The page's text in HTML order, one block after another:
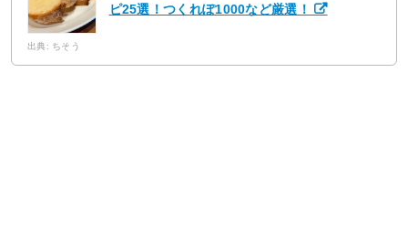
ピ25選！つくれぽ1000など厳選！
出典: ちそう